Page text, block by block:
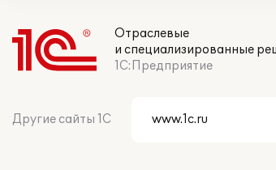
Отраслевые
и специализированные
1С:Предприятие
Другие сайты 1С